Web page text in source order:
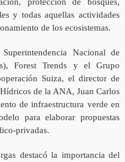
y todas aquellas actividades
de los ecosistemas.
Nacional de
Forest Trends y el Grupo
Suiza, el director de
de la ANA, Juan Carlos
de infraestructura verde en
para elaborar propuestas
privadas.
destacó la importancia del